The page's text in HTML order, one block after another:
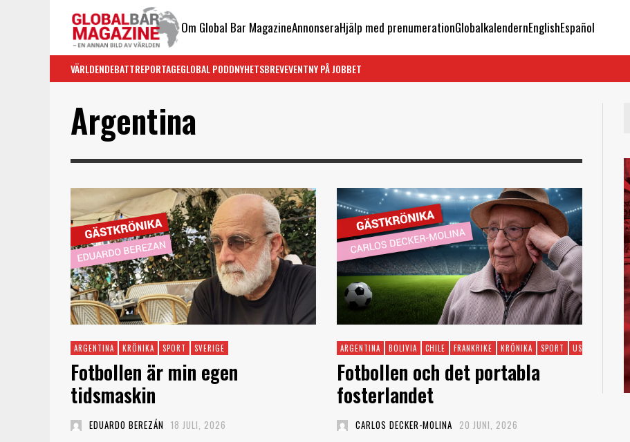
Om Global Bar MagazineAnnonseraHjälp med prenumerationGlobalkalendernEnglishEspañol
VÄRLDENDEBATTREPORTAGEGLOBAL PODDNYHETSBREVEVENTNY PÅ JOBBET
Argentina
ARGENTINA KRÖNIKA SPORT SVERIGE
Fotbollen är min egen
tidsmaskin
EDUARDO BEREZÁN 18 JULI, 2026
ARGENTINA BOLIVIA CHILE FRANKRIKE KRÖNIKA SPORT USA
Fotbollen och det portabla
fosterlandet
CARLOS DECKER-MOLINA 20 JUNI, 2026